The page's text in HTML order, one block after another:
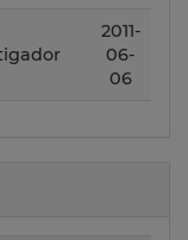
2011-
06-
06